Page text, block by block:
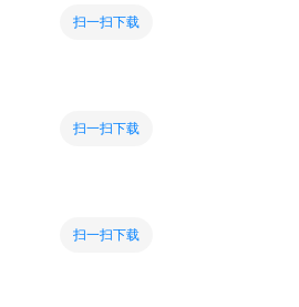
扫一扫下载
扫一扫下载
扫一扫下载